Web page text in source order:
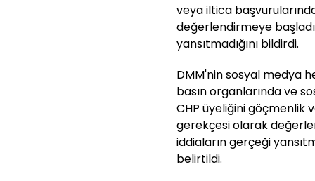
veya iltica
değerlendirmeye
yansıtmadığını bildirdi.
DMM'nin sosyal medya
basın organlarında ve
CHP üyeliğini göçmenlik
gerekçesi olarak
iddiaların gerçeği
belirtildi.